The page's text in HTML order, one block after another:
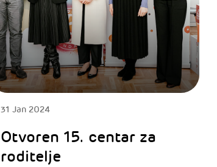
31 Jan 2024
Otvoren 15. centar za
roditelje